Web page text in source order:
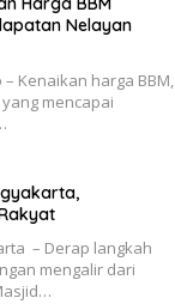
Nelayan
– Kenaikan harga BBM,
mencapai
– Derap langkah
mengalir dari